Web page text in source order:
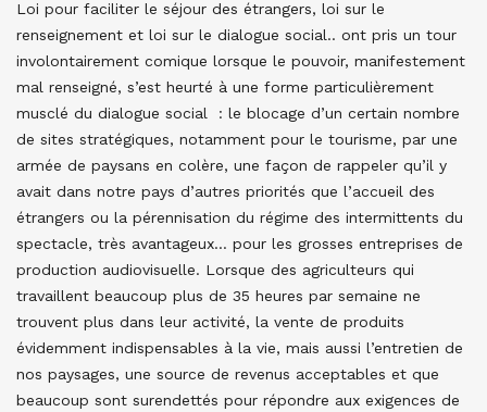
Loi pour faciliter le séjour des étrangers, loi sur le
renseignement et loi sur le dialogue social.. ont pris un tour
involontairement comique lorsque le pouvoir, manifestement
mal renseigné, s’est heurté à une forme particulièrement
musclé du dialogue social : le blocage d’un certain nombre
de sites stratégiques, notamment pour le tourisme, par une
armée de paysans en colère, une façon de rappeler qu’il y
avait dans notre pays d’autres priorités que l’accueil des
étrangers ou la pérennisation du régime des intermittents du
spectacle, très avantageux… pour les grosses entreprises de
production audiovisuelle. Lorsque des agriculteurs qui
travaillent beaucoup plus de 35 heures par semaine ne
trouvent plus dans leur activité, la vente de produits
évidemment indispensables à la vie, mais aussi l’entretien de
nos paysages, une source de revenus acceptables et que
beaucoup sont surendettés pour répondre aux exigences de